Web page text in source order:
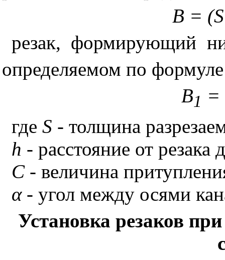
B =
резак, формирующий
определяемом по
В1 =
где S - толщина
h - расстояние от
С- величина
α- угол между осями
Установка резаков